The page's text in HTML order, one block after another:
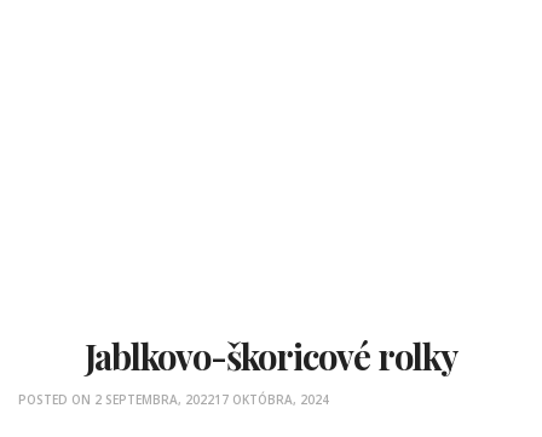
Jablkovo-škoricové rolky
POSTED ON 2 SEPTEMBRA, 202217 OKTÓBRA, 2024